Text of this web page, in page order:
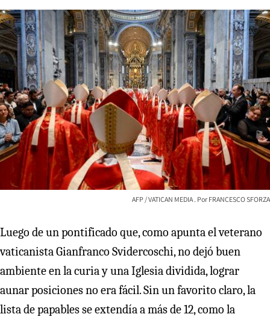
AFP / VATICAN MEDIA FRANCESCO SFORZA
Luego de un pontificado que, como apunta el veterano
vaticanista Gianfranco Svidercoschi, no dejó buen
ambiente en la curia y una Iglesia dividida, lograr
aunar posiciones no era fácil. Sin un favorito claro, la
lista de papables se extendía a más de 12, como la